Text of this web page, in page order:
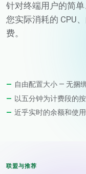
针对终端用户的简
您实际消耗的 CPU
费。
自由配置大小 — 无捆
以五分钟为计费段的
近乎实时的余额和使
联盟与推荐